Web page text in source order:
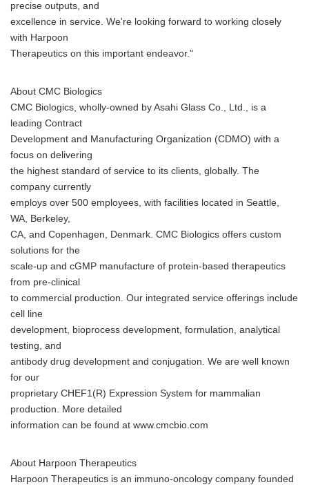
precise outputs, and
excellence in service. We're looking forward to working closely
with Harpoon
Therapeutics on this important endeavor."
About CMC Biologics
CMC Biologics, wholly-owned by Asahi Glass Co., Ltd., is a
leading Contract
Development and Manufacturing Organization (CDMO) with a
focus on delivering
the highest standard of service to its clients, globally. The
company currently
employs over 500 employees, with facilities located in Seattle,
WA, Berkeley,
CA, and Copenhagen, Denmark. CMC Biologics offers custom
solutions for the
scale-up and cGMP manufacture of protein-based therapeutics
from pre-clinical
to commercial production. Our integrated service offerings include
cell line
development, bioprocess development, formulation, analytical
testing, and
antibody drug development and conjugation. We are well known
for our
proprietary CHEF1(R) Expression System for mammalian
production. More detailed
information can be found at www.cmcbio.com
About Harpoon Therapeutics
Harpoon Therapeutics is an immuno-oncology company founded